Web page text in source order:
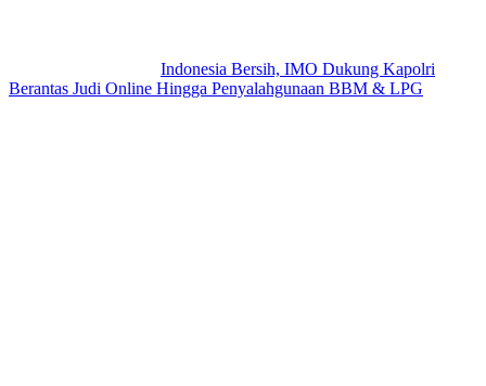
Indonesia Bersih, IMO Dukung Kapolri
Berantas Judi Online Hingga Penyalahgunaan BBM & LPG